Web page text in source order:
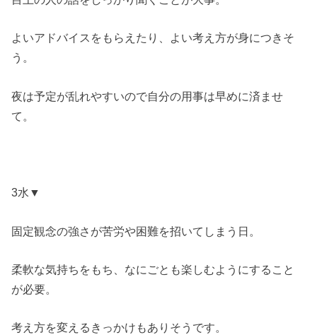
よいアドバイスをもらえたり、よい考え方が身につきそ
う。
夜は予定が乱れやすいので自分の用事は早めに済ませ
て。
3水▼
固定観念の強さが苦労や困難を招いてしまう日。
柔軟な気持ちをもち、なにごとも楽しむようにすること
が必要。
考え方を変えるきっかけもありそうです。